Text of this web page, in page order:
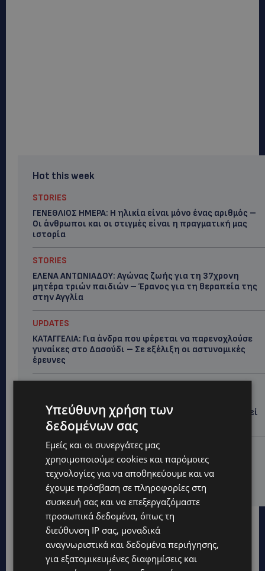
Hot this week
STORIES
ΓΕΝΕΘΛΙΟΣ ΗΜΕΡΑ: Η ηλικία είναι μόνο ένας αριθμός –
Οι άνθρωποι και οι στιγμές είναι η πραγματική μας
ιστορία
STORIES
ΕΛΕΝΑ ΑΝΤΩΝΙΑΔΟΥ: Αγώνας ζωής για τη 37χρονη
μητέρα τριών παιδιών – Έρανος για τη θεραπεία της
στην Αγγλία
UPDATES
ΚΑΤΑΓΓΕΛΙΑ: Για άνδρα που φέρεται να παρενοχλούσε
γυναίκες στο Δασούδι – Σε εξέλιξη οι αστυνομικές
έρευνες
ΛΕΥΚΩΣΙΑ: Γιατί ένας 16χρονος φέρεται να έβαλε
φωτιά σε ιστορική μπυραρία – Η Αστυνομία αναζητεί
το κίνητρο
UPDATES
ΛΑΤΣΙΑ-ΓΕΡΙ: Στο επίκεντρο η δημιουργία δομών για
ασυνόδευτους ανήλικους – Αντιδρά ο Δήμος,
στηρίζει υπό προϋποθέσεις το Κίνημα Οικολόγων
Υπεύθυνη χρήση των
δεδομένων σας
Εμείς και οι συνεργάτες μας
χρησιμοποιούμε cookies και παρόμοιες
τεχνολογίες για να αποθηκεύουμε και να
έχουμε πρόσβαση σε πληροφορίες στη
συσκευή σας και να επεξεργαζόμαστε
προσωπικά δεδομένα, όπως τη
διεύθυνση IP σας, μοναδικά
αναγνωριστικά και δεδομένα περιήγησης,
για εξατομικευμένες διαφημίσεις και